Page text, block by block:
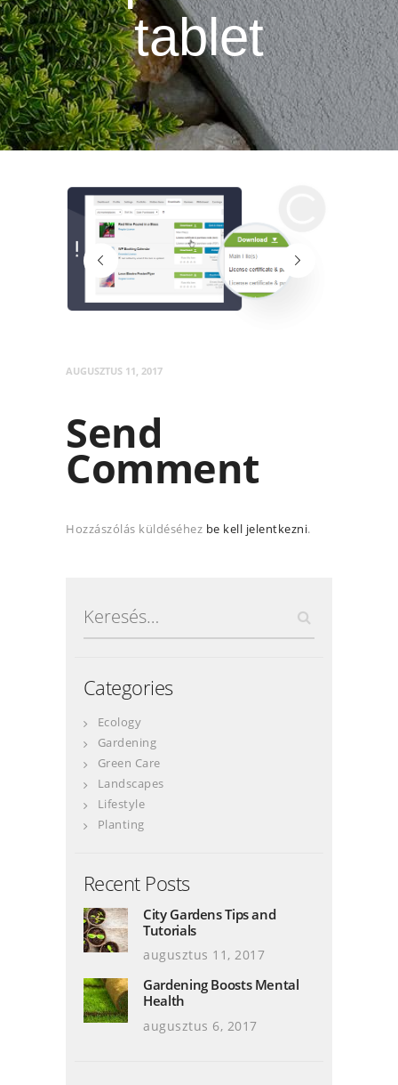
tablet
7_support
AUGUSZTUS 11, 2017
Send
Comment
Hozzászólás küldéséhez be kell jelentkezni.
Categories
Ecology
Gardening
Green Care
Landscapes
Lifestyle
Planting
Recent Posts
City Gardens Tips and
Tutorials
augusztus 11, 2017
Gardening Boosts Mental
Health
augusztus 6, 2017